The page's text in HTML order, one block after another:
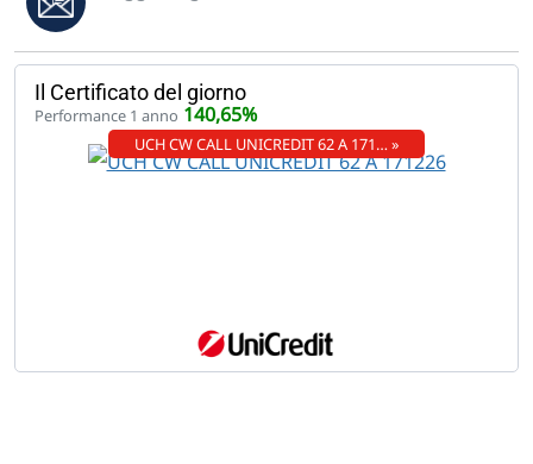
Il Certificato del giorno
Performance 1 anno 140,65%
UCH CW CALL UNICREDIT 62 A 171… »